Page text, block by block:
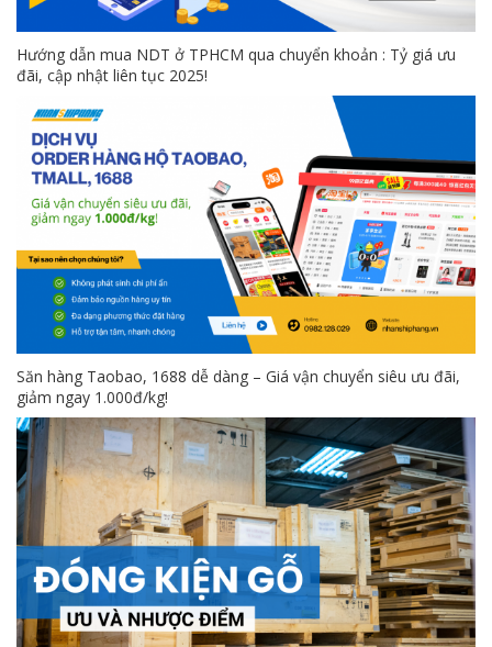
Hướng dẫn mua NDT ở TPHCM qua chuyển khoản : Tỷ giá ưu
đãi, cập nhật liên tục 2025!
Săn hàng Taobao, 1688 dễ dàng – Giá vận chuyển siêu ưu đãi,
giảm ngay 1.000đ/kg!